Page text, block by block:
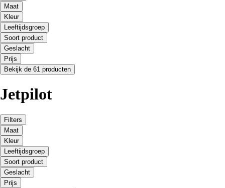
Maat
Kleur
Leeftijdsgroep
Soort product
Geslacht
Prijs
Bekijk de 61 producten
Jetpilot
Filters
Maat
Kleur
Leeftijdsgroep
Soort product
Geslacht
Prijs